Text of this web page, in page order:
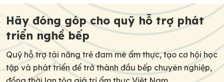
Hãy đóng góp cho quỹ hỗ trợ phát
triển nghề bếp
Quỹ hỗ trợ tài năng trẻ đam mê ẩm thực, tạo cơ hội học
tập và phát triển để trở thành đầu bếp chuyên nghiệp,